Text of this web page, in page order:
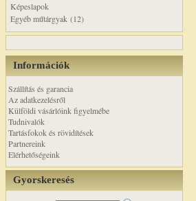
Képeslapok
Egyéb műtárgyak (12)
Információk
Szállítás és garancia
Az adatkezelésről
Külföldi vásárlóink figyelmébe
Tudnivalók
Tartásfokok és rövidítések
Partnereink
Elérhetőségeink
Gyorskeresés